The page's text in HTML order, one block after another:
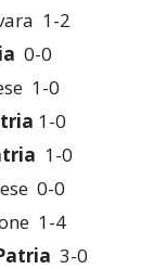
1-2
0-0
1-0
1-0
1-0
0-0
1-4
3-0